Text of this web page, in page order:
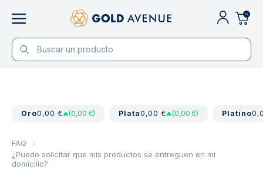
0
Oro0,00 € (0,00 €) Plata0,00 € (0,00 €) Platino
FAQ
¿Puedo solicitar que mis productos se entreguen en mi
domicilio?